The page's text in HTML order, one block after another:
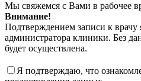
Мы свяжемся с Вами в рабочее
Внимание!
Подтверждением записи к врачу
администратора клиники. Без
будет осуществлена.
Я подтверждаю, что